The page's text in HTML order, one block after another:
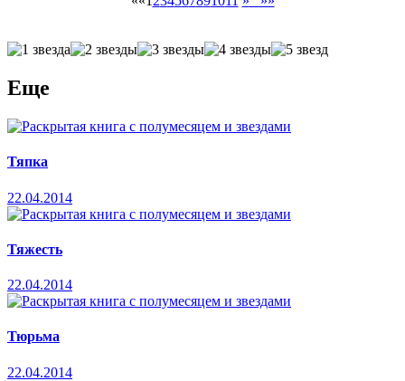
Еще
Тяпка
22.04.2014
Тяжесть
22.04.2014
Тюрьма
22.04.2014